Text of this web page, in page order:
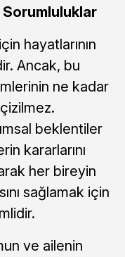
Sorumluluklar
hayatlarının
Ancak, bu
ne kadar
beklentiler
kararlarını
her bireyin
sağlamak için
ve ailenin